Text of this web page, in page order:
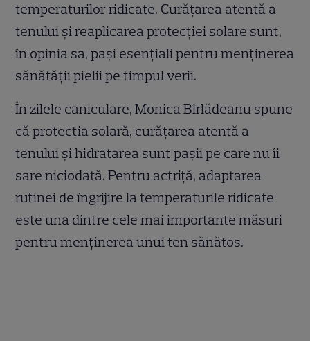
temperaturilor ridicate. Curățarea atentă a
tenului și reaplicarea protecției solare sunt,
în opinia sa, pași esențiali pentru menținerea
sănătății pielii pe timpul verii.
În zilele caniculare, Monica Bîrlădeanu spune
că protecția solară, curățarea atentă a
tenului și hidratarea sunt pașii pe care nu îi
sare niciodată. Pentru actriță, adaptarea
rutinei de îngrijire la temperaturile ridicate
este una dintre cele mai importante măsuri
pentru menținerea unui ten sănătos.